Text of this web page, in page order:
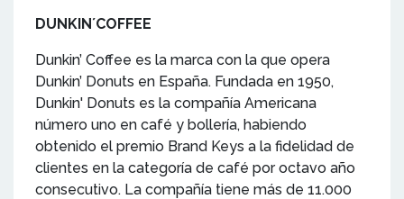
DUNKIN´COFFEE
Dunkin’ Coffee es la marca con la que opera
Dunkin’ Donuts en España. Fundada en 1950,
Dunkin' Donuts es la compañía Americana
número uno en café y bollería, habiendo
obtenido el premio Brand Keys a la fidelidad de
clientes en la categoría de café por octavo año
consecutivo. La compañía tiene más de 11.000